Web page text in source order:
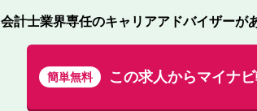
会計士業界専任のキャリアアドバイザーが
簡単無料 この求人からマイナ